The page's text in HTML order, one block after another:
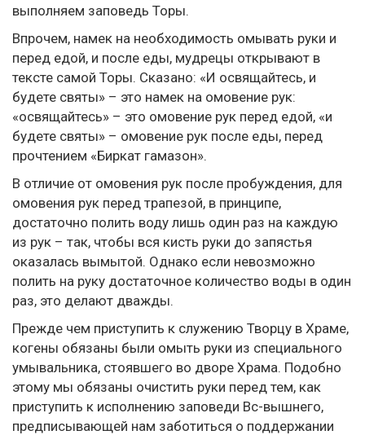
выполняем заповедь Торы.
Впрочем, намек на необходимость омывать руки и
перед едой, и после еды, мудрецы открывают в
тексте самой Торы. Сказано: «И освящайтесь, и
будете святы» – это намек на омовение рук:
«освящайтесь» – это омовение рук перед едой, «и
будете святы» – омовение рук после еды, перед
прочтением «Биркат гамазон».
В отличие от омовения рук после пробуждения, для
омовения рук перед трапезой, в принципе,
достаточно полить воду лишь один раз на каждую
из рук – так, чтобы вся кисть руки до запястья
оказалась вымытой. Однако если невозможно
полить на руку достаточное количество воды в один
раз, это делают дважды.
Прежде чем приступить к служению Творцу в Храме,
когены обязаны были омыть руки из специального
умывальника, стоявшего во дворе Храма. Подобно
этому мы обязаны очистить руки перед тем, как
приступить к исполнению заповеди Вс-вышнего,
предписывающей нам заботиться о поддержании